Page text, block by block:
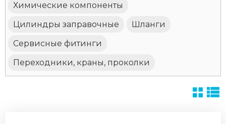
Химические компоненты
Цилиндры заправочные
Шланги
Сервисные фитинги
Переходники, краны, проколки